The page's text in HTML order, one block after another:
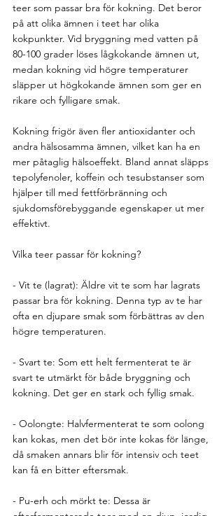
teer som passar bra för kokning. Det beror
på att olika ämnen i teet har olika
kokpunkter. Vid bryggning med vatten på
80-100 grader löses lågkokande ämnen ut,
medan kokning vid högre temperaturer
släpper ut högkokande ämnen som ger en
rikare och fylligare smak.
Kokning frigör även fler antioxidanter och
andra hälsosamma ämnen, vilket kan ha en
mer påtaglig hälsoeffekt. Bland annat släpps
tepolyfenoler, koffein och tesubstanser som
hjälper till med fettförbränning och
sjukdomsförebyggande egenskaper ut mer
effektivt.
Vilka teer passar för kokning?
- Vit te (lagrat): Äldre vit te som har lagrats
passar bra för kokning. Denna typ av te har
ofta en djupare smak som förbättras av den
högre temperaturen.
- Svart te: Som ett helt fermenterat te är
svart te utmärkt för både bryggning och
kokning. Det ger en stark och fyllig smak.
- Oolongte: Halvfermenterat te som oolong
kan kokas, men det bör inte kokas för länge,
då smaken annars blir för intensiv och teet
kan få en bitter eftersmak.
- Pu-erh och mörkt te: Dessa är